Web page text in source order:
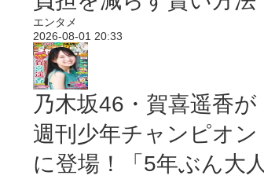
エンタメ
2026-08-01 20:33
乃木坂46・賀喜遥香が
週刊少年チャンピオン
に登場！「5年ぶん大人